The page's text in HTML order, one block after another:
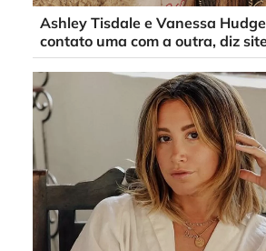
Ashley Tisdale e Vanessa
contato uma com a outra, diz